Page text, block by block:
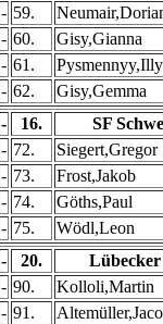
- 59.
- 60.
Gisy,Gianna
- 61.
- 62.
Gisy,Gemma
- 16.
SF
- 72.
Siegert,Gregor
- 73.
Frost,Jakob
- 74.
Göths,Paul
- 75.
Wödl,Leon
- 20.
- 90.
Kolloli,Martin
- 91.